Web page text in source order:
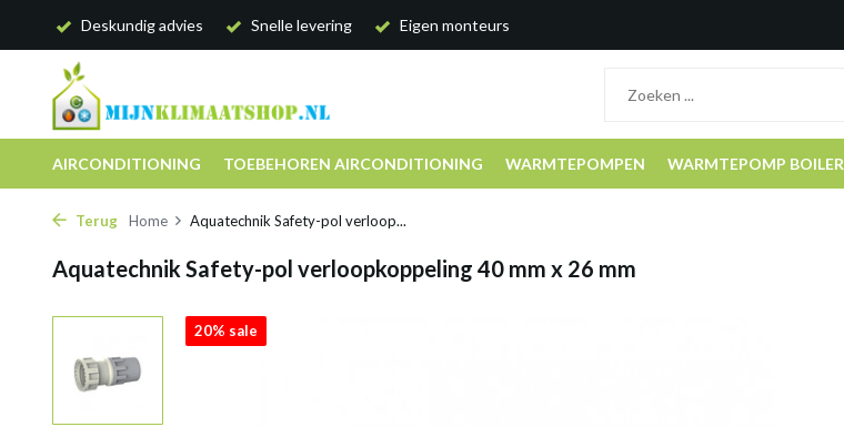
Deskundig advies Snelle levering Eigen monteurs
AIRCONDITIONING TOEBEHOREN AIRCONDITIONING WARMTEPOMPEN WARMTEPOMP BOILER
Terug Home Aquatechnik Safety-pol verloop...
Aquatechnik Safety-pol verloopkoppeling 40 mm x 26 mm
20% sale